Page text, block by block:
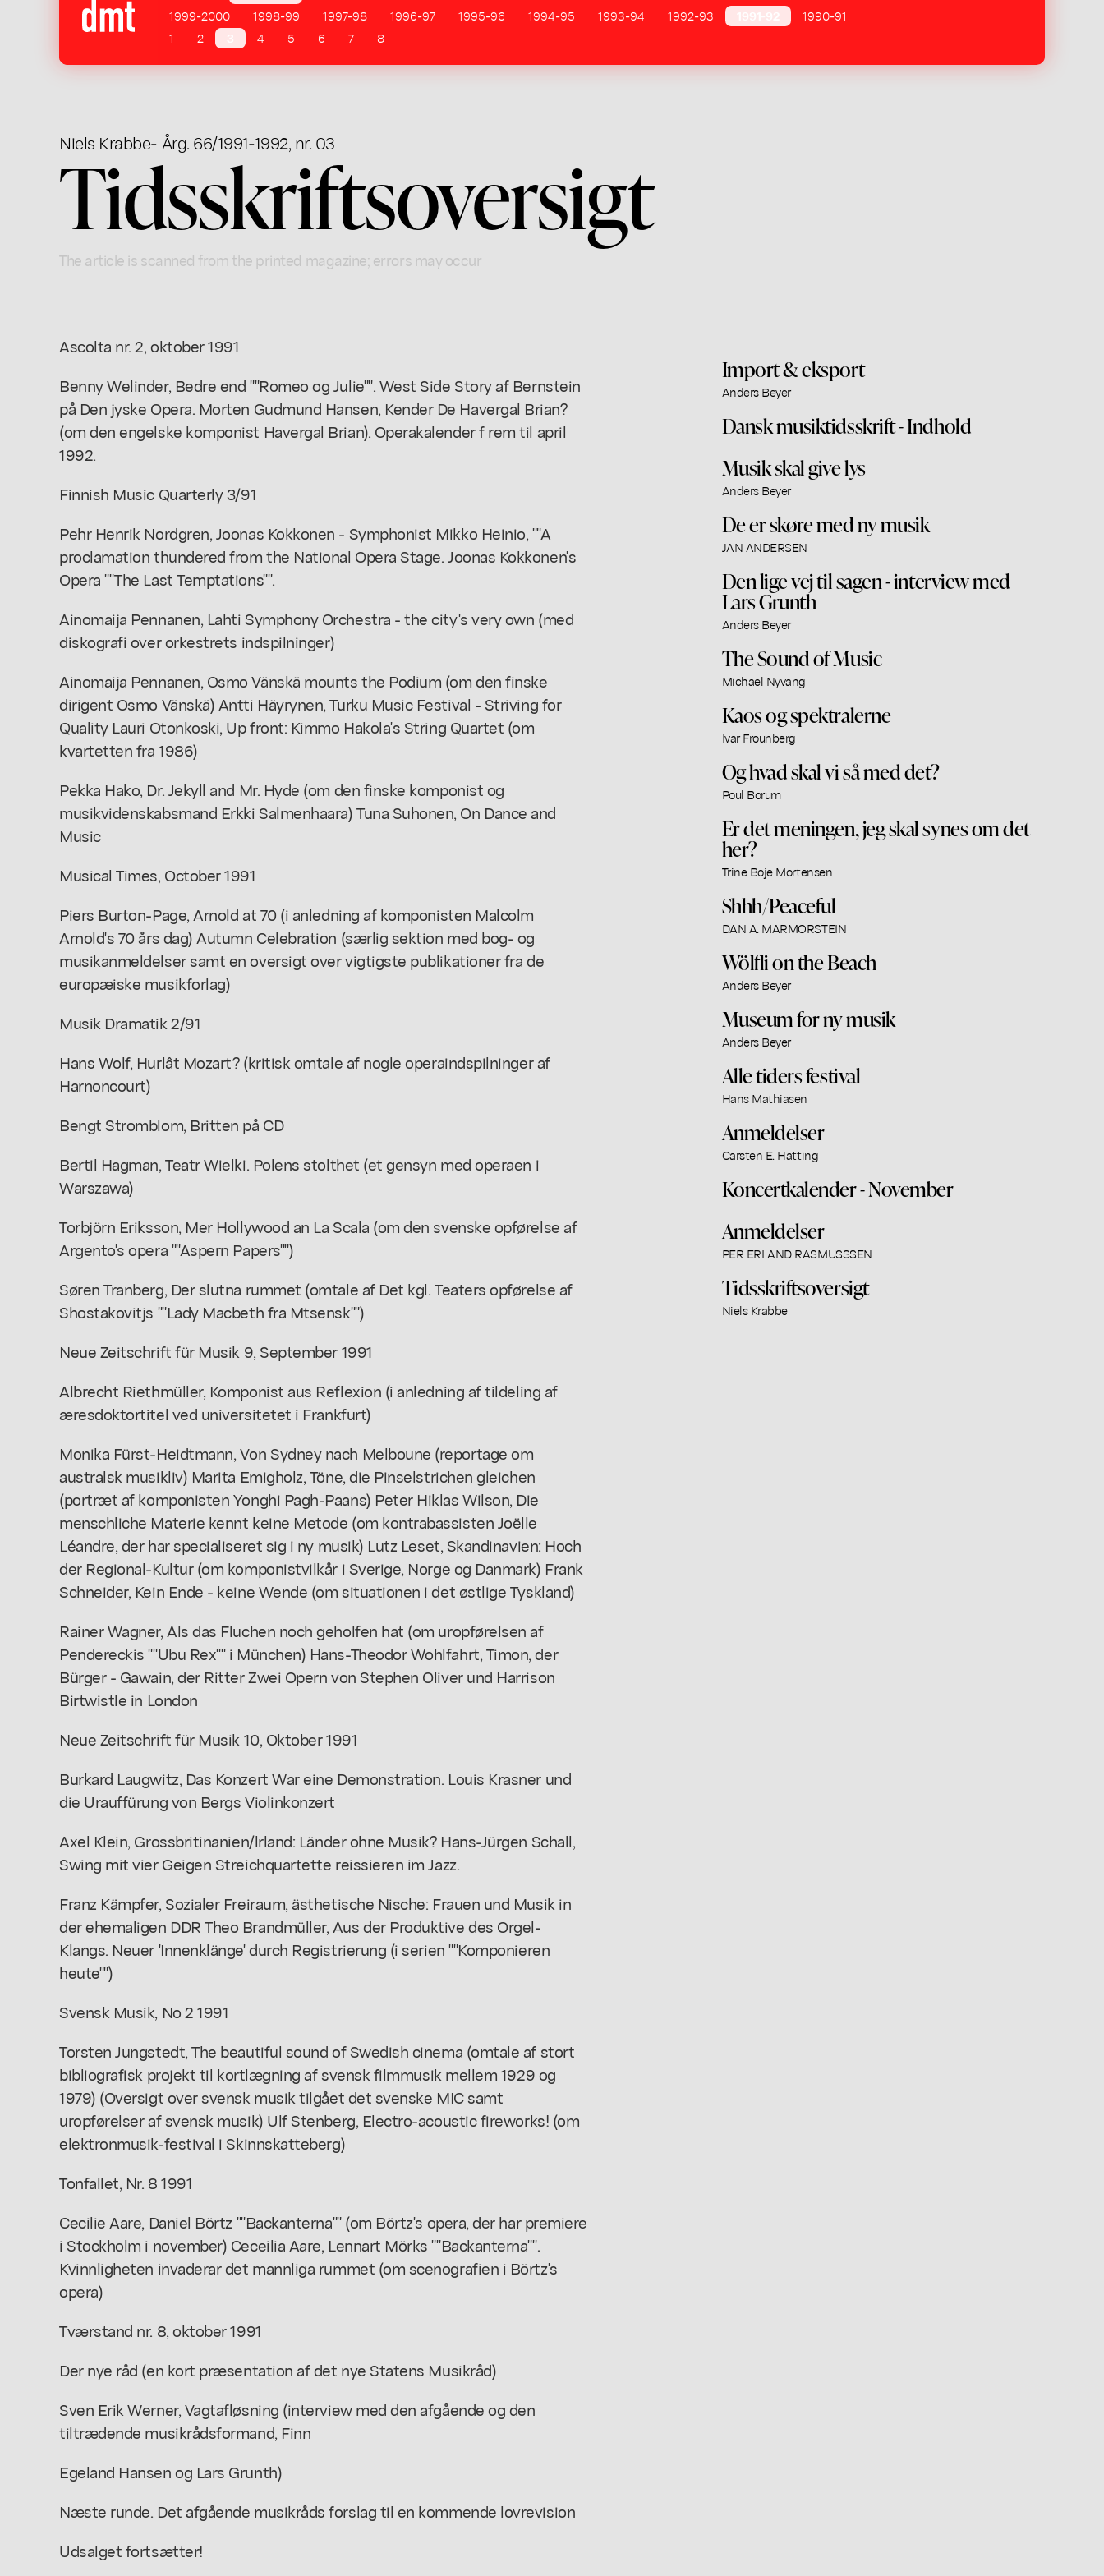
1999-2000
1998-99 1997-98 1996-97 1995-96 1994-95 1993-94 1992-93
1990-91
1
2 4 5 6 7 8
Niels Krabbe- Årg. 66/1991-1992, nr. 03
Tidsskriftsoversigt
The article is scanned from the printed magazine; errors may occur
Ascolta nr. 2, oktober 1991
Benny Welinder, Bedre end ""Romeo og Julie"". West Side Story af Bernstein
på Den jyske Opera. Morten Gudmund Hansen, Kender De Havergal Brian?
(om den engelske komponist Havergal Brian). Operakalender f rem til april
1992.
Finnish Music Quarterly 3/91
Pehr Henrik Nordgren, Joonas Kokkonen - Symphonist Mikko Heinio, ""A
proclamation thundered from the National Opera Stage. Joonas Kokkonen's
Opera ""The Last Temptations"".
Ainomaija Pennanen, Lahti Symphony Orchestra - the city's very own (med
diskografi over orkestrets indspilninger)
Ainomaija Pennanen, Osmo Vänskä mounts the Podium (om den finske
dirigent Osmo Vänskä) Antti Häyrynen, Turku Music Festival - Striving for
Quality Lauri Otonkoski, Up front: Kimmo Hakola's String Quartet (om
kvartetten fra 1986)
Pekka Hako, Dr. Jekyll and Mr. Hyde (om den finske komponist og
musikvidenskabsmand Erkki Salmenhaara) Tuna Suhonen, On Dance and
Music
Musical Times, October 1991
Piers Burton-Page, Arnold at 70 (i anledning af komponisten Malcolm
Arnold's 70 års dag) Autumn Celebration (særlig sektion med bog- og
musikanmeldelser samt en oversigt over vigtigste publikationer fra de
europæiske musikforlag)
Musik Dramatik 2/91
Hans Wolf, Hurlât Mozart? (kritisk omtale af nogle operaindspilninger af
Harnoncourt)
Bengt Stromblom, Britten på CD
Bertil Hagman, Teatr Wielki. Polens stolthet (et gensyn med operaen i
Warszawa)
Torbjörn Eriksson, Mer Hollywood an La Scala (om den svenske opførelse af
Argento's opera ""Aspern Papers"")
Søren Tranberg, Der slutna rummet (omtale af Det kgl. Teaters opførelse af
Shostakovitjs ""Lady Macbeth fra Mtsensk"")
Neue Zeitschrift für Musik 9, September 1991
Albrecht Riethmüller, Komponist aus Reflexion (i anledning af tildeling af
æresdoktortitel ved universitetet i Frankfurt)
Monika Fürst-Heidtmann, Von Sydney nach Melboune (reportage om
australsk musikliv) Marita Emigholz, Töne, die Pinselstrichen gleichen
(portræt af komponisten Yonghi Pagh-Paans) Peter Hiklas Wilson, Die
menschliche Materie kennt keine Metode (om kontrabassisten Joëlle
Léandre, der har specialiseret sig i ny musik) Lutz Leset, Skandinavien: Hoch
der Regional-Kultur (om komponistvilkår i Sverige, Norge og Danmark) Frank
Schneider, Kein Ende - keine Wende (om situationen i det østlige Tyskland)
Rainer Wagner, Als das Fluchen noch geholfen hat (om uropførelsen af
Pendereckis ""Ubu Rex"" i München) Hans-Theodor Wohlfahrt, Timon, der
Bürger - Gawain, der Ritter Zwei Opern von Stephen Oliver und Harrison
Birtwistle in London
Neue Zeitschrift für Musik 10, Oktober 1991
Burkard Laugwitz, Das Konzert War eine Demonstration. Louis Krasner und
die Urauffürung von Bergs Violinkonzert
Axel Klein, Grossbritinanien/lrland: Länder ohne Musik? Hans-Jürgen Schall,
Swing mit vier Geigen Streichquartette reissieren im Jazz.
Franz Kämpfer, Sozialer Freiraum, ästhetische Nische: Frauen und Musik in
der ehemaligen DDR Theo Brandmüller, Aus der Produktive des Orgel-
Klangs. Neuer 'Innenklänge' durch Registrierung (i serien ""Komponieren
heute"")
Svensk Musik, No 2 1991
Torsten Jungstedt, The beautiful sound of Swedish cinema (omtale af stort
bibliografisk projekt til kortlægning af svensk filmmusik mellem 1929 og
1979) (Oversigt over svensk musik tilgået det svenske MIC samt
uropførelser af svensk musik) Ulf Stenberg, Electro-acoustic fireworks! (om
elektronmusik-festival i Skinnskatteberg)
Tonfallet, Nr. 8 1991
Cecilie Aare, Daniel Börtz ""Backanterna"" (om Börtz's opera, der har premiere
i Stockholm i november) Ceceilia Aare, Lennart Mörks ""Backanterna"".
Kvinnligheten invaderar det mannliga rummet (om scenografien i Börtz's
opera)
Tværstand nr. 8, oktober 1991
Der nye råd (en kort præsentation af det nye Statens Musikråd)
Sven Erik Werner, Vagtafløsning (interview med den afgående og den
tiltrædende musikrådsformand, Finn
Egeland Hansen og Lars Grunth)
Næste runde. Det afgående musikråds forslag til en kommende lovrevision
Udsalget fortsætter!
Import & eksport
Anders Beyer
Dansk musiktidsskrift - Indhold
Musik skal give lys
Anders Beyer
De er skøre med ny musik
JAN ANDERSEN
Den lige vej til sagen - interview med
Lars Grunth
Anders Beyer
The Sound of Music
Michael Nyvang
Kaos og spektralerne
Ivar Frounberg
Og hvad skal vi så med det?
Poul Borum
Er det meningen, jeg skal synes om det
her?
Trine Boje Mortensen
Shhh/Peaceful
DAN A. MARMORSTEIN
Wölfli on the Beach
Anders Beyer
Museum for ny musik
Anders Beyer
Alle tiders festival
Hans Mathiasen
Anmeldelser
Carsten E. Hatting
Koncertkalender - November
Anmeldelser
PER ERLAND RASMUSSSEN
Tidsskriftsoversigt
Niels Krabbe